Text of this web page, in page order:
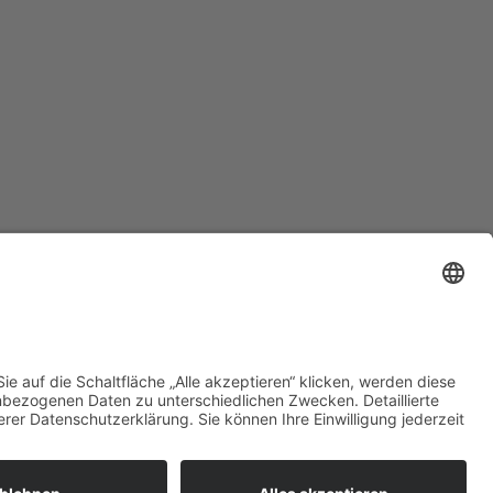
DEIN WEG IST UNSER ZIEL.